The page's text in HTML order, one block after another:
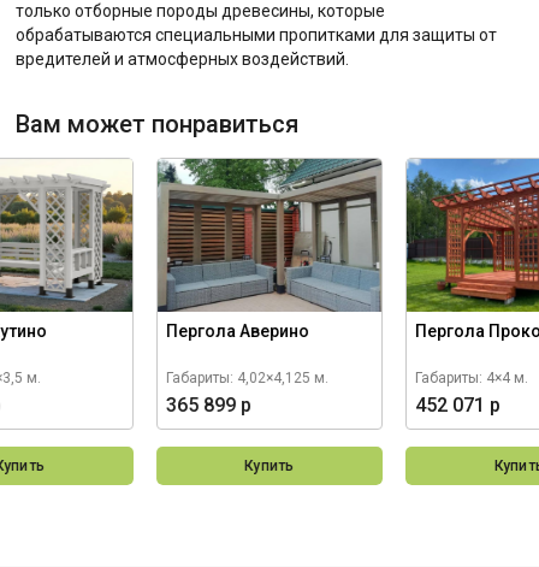
только отборные породы древесины, которые
обрабатываются специальными пропитками для защиты от
вредителей и атмосферных воздействий.
Вам может понравиться
м.
Пергола Аверино
Габариты: 4,02×4,125 м.
365 899 р
Купить
Пергола
Габариты: 4×4 м.
452 071 р